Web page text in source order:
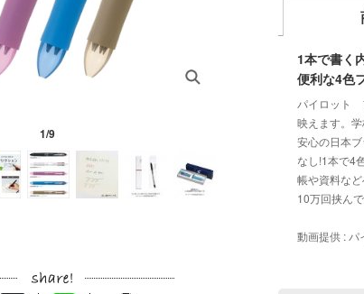
1/9
1本で書く
便利な4色
パイロット
映えます。
安心の日本
なし!1本で4
帳や資料な
10万回挟ん
動画提供 : パ